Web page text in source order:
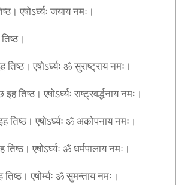
एषोऽर्घ्यः जयाय नमः।
एषोऽर्घ्यः ॐ सुराष्ट्राय नमः।
तिष्ठ। एषोऽर्घ्यः राष्ट्रवर्द्धनाय नमः।
एषोऽर्घ्यः ॐ अकोपनाय नमः।
एषोऽर्घ्यः ॐ धर्मपालाय नमः।
एषोर्म्यः ॐ सुमन्ताय नमः।